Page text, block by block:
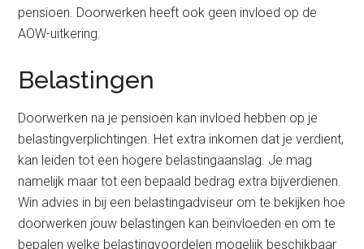
pensioen. Doorwerken heeft ook geen invloed op de
AOW-uitkering.
Belastingen
Doorwerken na je pensioen kan invloed hebben op je
belastingverplichtingen. Het extra inkomen dat je verdient,
kan leiden tot een hogere belastingaanslag. Je mag
namelijk maar tot een bepaald bedrag extra bijverdienen.
Win advies in bij een belastingadviseur om te bekijken hoe
doorwerken jouw belastingen kan beïnvloeden en om te
bepalen welke belastingvoordelen mogelijk beschikbaar